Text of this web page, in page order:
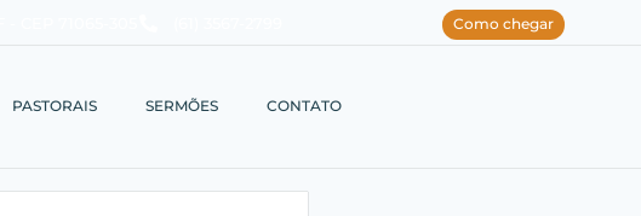
Como chegar
PASTORAIS SERMÕES CONTATO